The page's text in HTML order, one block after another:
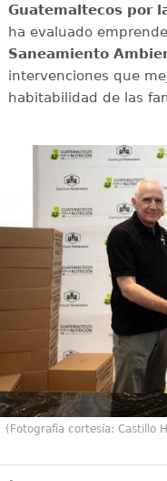
Guatemaltecos por
ha evaluado
Saneamiento
intervenciones que
habitabilidad de las
(Fotografía cortesía: Castillo